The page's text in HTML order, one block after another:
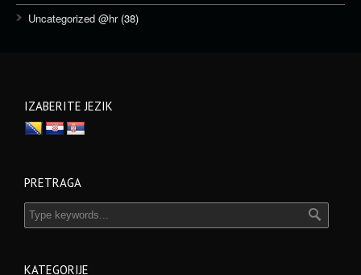
Uncategorized @hr(38)
IZABERITE JEZIK
PRETRAGA
KATEGORIJE